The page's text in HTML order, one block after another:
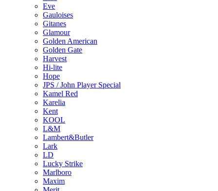
Eve
Gauloises
Gitanes
Glamour
Golden American
Golden Gate
Harvest
Hi-lite
Hope
JPS / John Player Special
Kamel Red
Karelia
Kent
KOOL
L&M
Lambert&Butler
Lark
LD
Lucky Strike
Marlboro
Maxim